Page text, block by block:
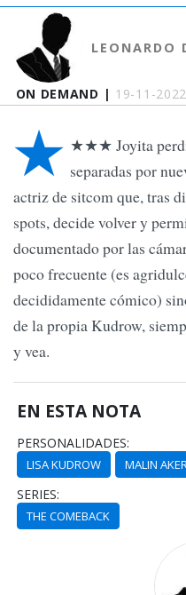
ON DEMAND | 19-11-
LEONARDO
★ ★★★ Joyita
separadas por
actriz de sitcom que, tras
spots, decide volver y
documentado por las
poco frecuente (es
decididamente cómico)
de la propia Kudrow,
y vea.
EN ESTA NOTA
PERSONALIDADES:
LISA KUDROW MALIN
SERIES:
THE COMEBACK